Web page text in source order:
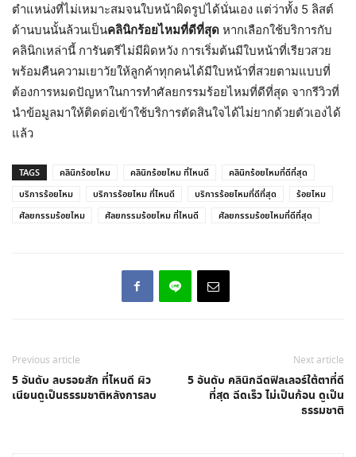
ตำแหน่งที่ไม่เหมาะสมจนใบหน้าผิดรูปได้นั่นเอง แต่ว่าทั้ง 5 ลิสต์
ด้านบนนั้นล้วนเป็นคลินิกร้อยไหมที่ดีที่สุด หากเลือกใช้บริการกับ
คลินิกเหล่านี้ การันตรีไม่มีผิดหวัง การเริ่มต้นมีใบหน้าที่เรียวสวย
พร้อมคืนความเยาวัยให้ลูกค้าทุกคนได้มีใบหน้าที่สวยตามแบบที่
ต้องการหมดปัญหาในการทำศัลยกรรมร้อยไหมที่ดีที่สุด จากรีวิวที่
นำข้อมูลมาให้ติดต่อเข้าใช้บริการตัดสินใจได้ไม่ยากด้วยตัวเองได้
แล้ว
TAGS คลินิกร้อยไหม คลินิกร้อยไหม ที่ไหนดี
คลินิกร้อยไหมที่ดีที่สุด
บริการร้อยไหม
บริการร้อยไหม ที่ไหนดี บริการร้อยไหมที่ดีที่สุด
ร้อยไหม
ศัลยกรรมร้อยไหม
ศัลยกรรมร้อยไหม ที่ไหนดี ศัลยกรรมร้อยไหมที่ดีที่สุด
Previous article
5 อันดับ ลบรอยสัก ที่ไหนดี ผิว
เนียนดูเป็นธรรมชาติหลังการลบ
Next article
5 อันดับ คลินิกฉีดฟิลเลอร์ใต้ตาที่ดี
ที่สุด ฉีดเร็ว ไม่เป็นก้อน ดูเป็น
ธรรมชาติ